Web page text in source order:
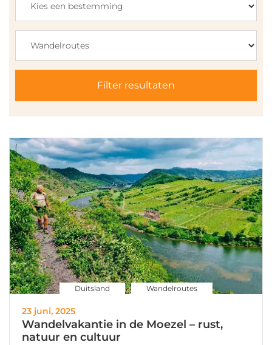
Filter resultaten
Duitsland Wandelroutes
23 juni, 2025
Wandelvakantie in de Moezel – rust,
natuur en cultuur